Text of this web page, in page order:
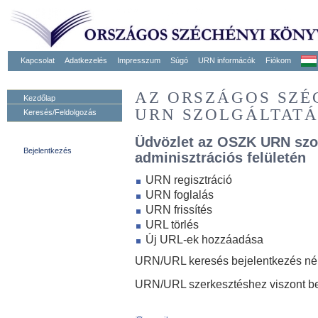
Kapcsolat Adatkezelés Impresszum Súgó URN informácók Fiókom
Kezdőlap
Keresés/Feldolgozás
Bejelentkezés
AZ ORSZÁGOS
URN
Üdvözlet az OSZK URN
adminisztrációs felületén
URN regisztráció
URN foglalás
URN frissítés
URL törlés
Új URL-ek hozzáadása
URN/URL keresés bejelentkezés
URN/URL szerkesztéshez viszont